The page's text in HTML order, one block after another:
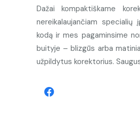
Dažai kompaktiškame
nereikalaujančiam
kodą ir mes pagaminsime
buityje – blizgūs arba
užpildytus korektorius.